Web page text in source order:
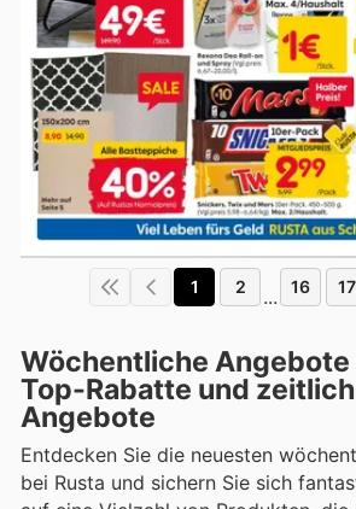
1 2 ... 16 17
Wöchentliche Angebote
Top-Rabatte und
Angebote
Entdecken Sie die neuesten
bei Rusta und sichern Sie sich